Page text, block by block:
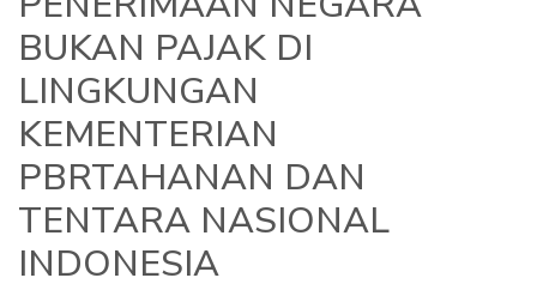
BUKAN PAJAK DI
LINGKUNGAN
KEMENTERIAN
PBRTAHANAN DAN
TENTARA NASIONAL
INDONESIA